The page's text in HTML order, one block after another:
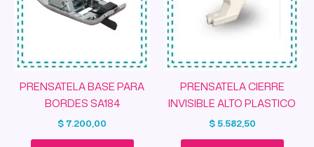
PRENSATELA BASE PARA
BORDES SA184
$ 7.200,00
PRENSATELA CIERRE
INVISIBLE ALTO PLASTICO
$5.582,50